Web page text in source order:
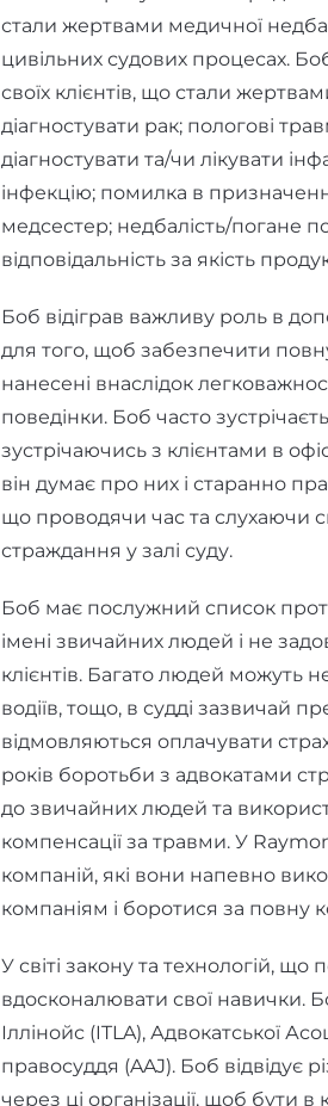
стали жертвами медичної
цивільних судових процесах.
своїх клієнтів, що стали
діагностувати рак; пологові
діагностувати та/чи лікувати
інфекцію; помилка в
медсестер; недбалість/погане
відповідальність за якість
Боб відіграв важливу роль в
для того, щоб забезпечити
нанесені внаслідок
поведінки. Боб часто
зустрічаючись з клієнтами в
він думає про них і старанно
що проводячи час та слухаючи
страждання у залі суду.
Боб має послужний список
імені звичайних людей і не
клієнтів. Багато людей можуть
водіїв, тощо, в судді зазвичай
відмовляються оплачувати
років боротьби з адвокатами
до звичайних людей та
компенсації за травми. У
компаній, які вони напевно
компаніям і боротися за повну
У світі закону та технологій,
вдосконалювати свої навички.
Іллінойс (ITLA), Адвокатської
правосуддя (AAJ). Боб відвідує
через ці організації, щоб бути в